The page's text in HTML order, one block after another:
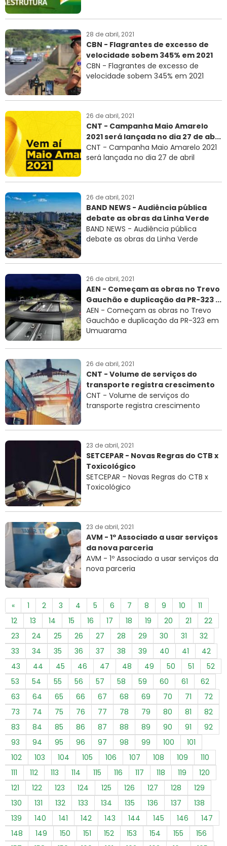
28 de abril, 2021
CBN - Flagrantes de excesso de
velocidade sobem 345% em 2021
CBN - Flagrantes de excesso de
velocidade sobem 345% em 2021
26 de abril, 2021
CNT - Campanha Maio Amarelo
2021 será lançada no dia 27 de ab...
CNT - Campanha Maio Amarelo 2021
será lançada no dia 27 de abril
26 de abril, 2021
BAND NEWS - Audiência pública
debate as obras da Linha Verde
BAND NEWS - Audiência pública
debate as obras da Linha Verde
26 de abril, 2021
AEN - Começam as obras no Trevo
Gauchão e duplicação da PR-323 ...
AEN - Começam as obras no Trevo
Gauchão e duplicação da PR-323 em
Umuarama
26 de abril, 2021
CNT - Volume de serviços do
transporte registra crescimento
CNT - Volume de serviços do
transporte registra crescimento
23 de abril, 2021
SETCEPAR - Novas Regras do CTB x
Toxicológico
SETCEPAR - Novas Regras do CTB x
Toxicológico
23 de abril, 2021
AVM - 1º Associado a usar serviços
da nova parceria
AVM - 1º Associado a usar serviços da
nova parceria
« 1 2 3 4 5 6 7 8 9 10
11
12
13 14 15 16 17 18 19 20 21
22
23
24 25 26 27 28 29 30 31
32
33
34 35 36 37 38 39 40 41
42
43
44 45 46 47 48 49 50 51
52
53
54 55 56 57 58 59 60 61
62
63
64 65 66 67 68 69 70 71
72
73
74 75 76 77 78 79 80 81
82
83
84 85 86 87 88 89 90 91
92
93
94 95 96 97 98 99 100
101
102
103 104 105 106 107 108 109
110
111
112 113 114 115 116 117 118 119
120
121
122 123 124 125 126 127 128
129
130
131 132 133 134 135 136 137
138
139
140 141 142 143 144 145 146
147
148
149 150 151 152 153 154 155
156